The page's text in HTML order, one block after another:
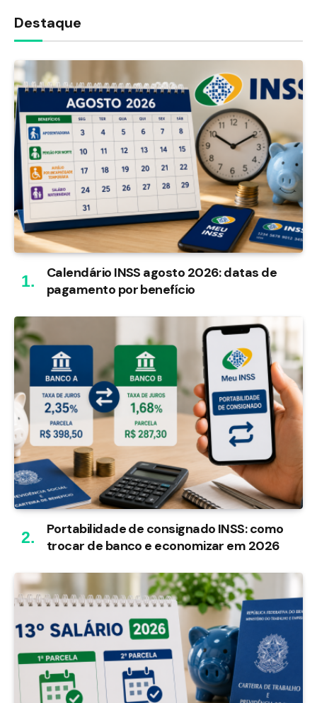
Destaque
Calendário INSS agosto 2026: datas de
pagamento por benefício
Portabilidade de consignado INSS: como
trocar de banco e economizar em 2026